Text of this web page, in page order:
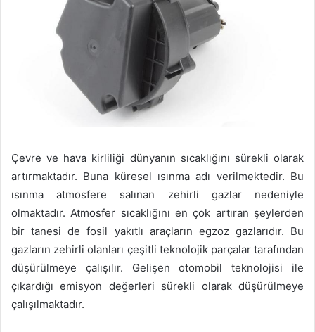
Çevre ve hava kirliliği dünyanın sıcaklığını sürekli olarak
artırmaktadır. Buna küresel ısınma adı verilmektedir. Bu
ısınma atmosfere salınan zehirli gazlar nedeniyle
olmaktadır. Atmosfer sıcaklığını en çok artıran şeylerden
bir tanesi de fosil yakıtlı araçların egzoz gazlarıdır. Bu
gazların zehirli olanları çeşitli teknolojik parçalar tarafından
düşürülmeye çalışılır. Gelişen otomobil teknolojisi ile
çıkardığı emisyon değerleri sürekli olarak düşürülmeye
çalışılmaktadır.